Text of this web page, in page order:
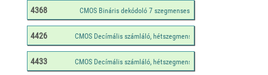
4368
4426
4433